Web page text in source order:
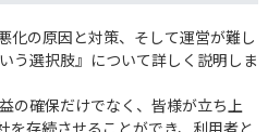
化の原因と対策、そして運営が難し
う選択肢』について詳しく説明しま
の確保だけでなく、皆様が立ち上